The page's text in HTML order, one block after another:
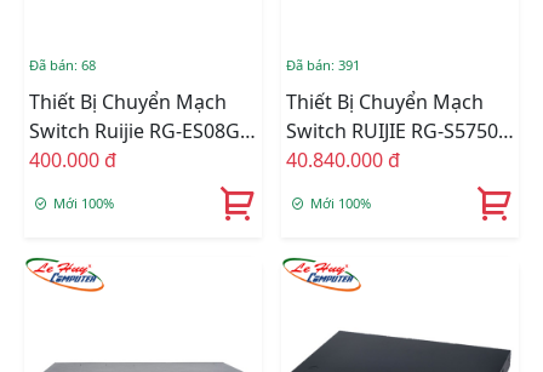
Đã bán: 68
Thiết Bị Chuyển Mạch
Switch Ruijie RG-ES08G-L
(8 Port/ 10/100/1000
400.000 đ
Mới 100%
Đã bán: 391
Thiết Bị Chuyển Mạch
Switch RUIJIE RG-S5750-
48GT4XS-HP-H 48-Port
10/100/1000BASE-T PoE+
4-Port 10GE SFP+
40.840.000 đ
Mới 100%